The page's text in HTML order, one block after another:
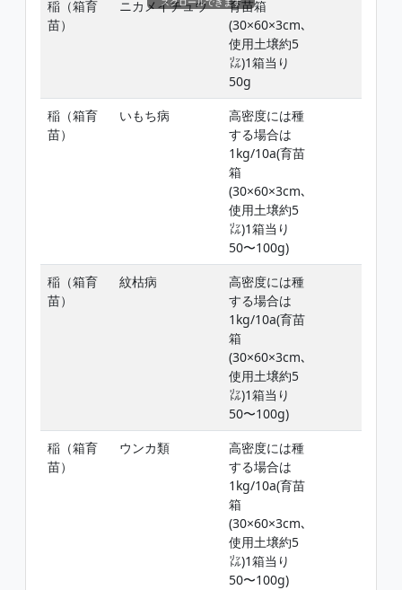
稲（箱育
苗）
ニカメイチュウ
育苗箱
(30×60×3cm､
使用土壌約5
㍑)1箱当り
50g
稲（箱育
苗）
いもち病
高密度には種
する場合は
1kg/10a(育苗
箱
(30×60×3cm､
使用土壌約5
㍑)1箱当り
50〜100g)
稲（箱育
苗）
紋枯病
高密度には種
する場合は
1kg/10a(育苗
箱
(30×60×3cm､
使用土壌約5
㍑)1箱当り
50〜100g)
稲（箱育
苗）
ウンカ類
高密度には種
する場合は
1kg/10a(育苗
箱
(30×60×3cm､
使用土壌約5
㍑)1箱当り
50〜100g)